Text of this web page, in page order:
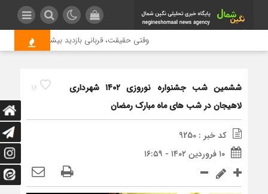
وقتی حقیقت، قربانی بازدید بیشتر می شود | علت
16
ششمین شب جشنواره نوروزی ۱۴۰۲ شهرداری
لاهیجان در شب های ماه مبارک رمضان
کد خبر : 9250
۱۰ فروردین ۱۴۰۲ - ۱۶:۵۹